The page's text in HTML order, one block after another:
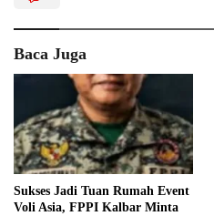
Baca Juga
Sukses Jadi Tuan Rumah Event
Voli Asia, FPPI Kalbar Minta